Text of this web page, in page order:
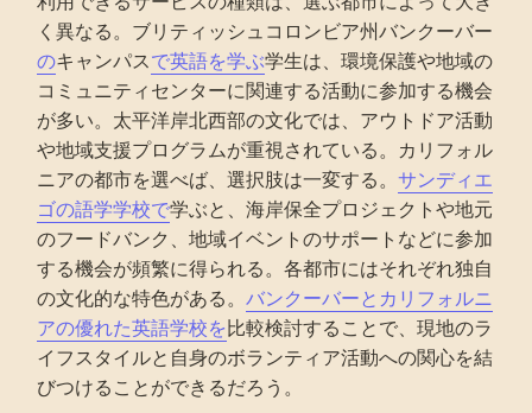
く異なる。ブリティッシュコロンビア州バンクーバー
のキャンパスで英語を学ぶ学生は、環境保護や地域の
コミュニティセンターに関連する活動に参加する機会
が多い。太平洋岸北西部の文化では、アウトドア活動
や地域支援プログラムが重視されている。カリフォル
ニアの都市を選べば、選択肢は一変する。サンディエ
ゴの語学学校で学ぶと、海岸保全プロジェクトや地元
のフードバンク、地域イベントのサポートなどに参加
する機会が頻繁に得られる。各都市にはそれぞれ独自
の文化的な特色がある。バンクーバーとカリフォルニ
アの優れた英語学校を 比較検討することで、現地のラ
イフスタイルと自身のボランティア活動への関心を結
びつけることができるだろう。